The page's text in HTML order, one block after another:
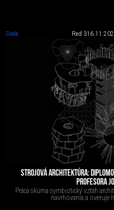
Diela Red 3
STROJOVÁ ARCHITEKTÚRA:
PROFESORA
Práca skúma symbiotický vzťah
navrhovania a overuje